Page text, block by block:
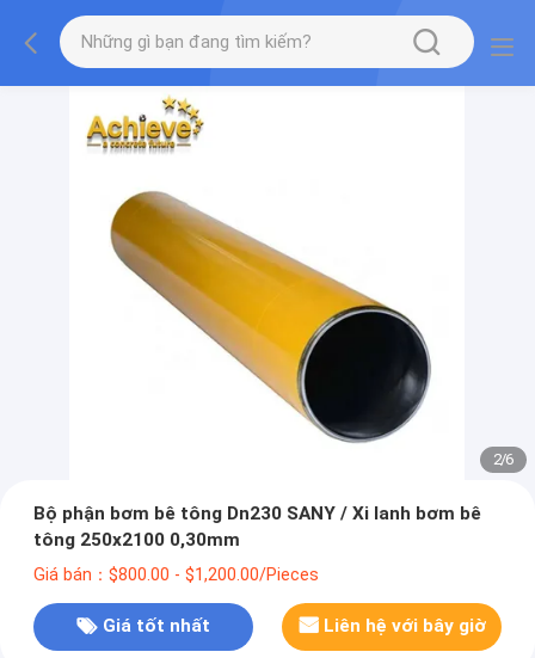
2/6
Bộ phận bơm bê tông Dn230 SANY / Xi lanh bơm bê
tông 250x2100 0,30mm
Giá bán：$800.00 - $1,200.00/Pieces
Giá tốt nhất Liên hệ với bây giờ